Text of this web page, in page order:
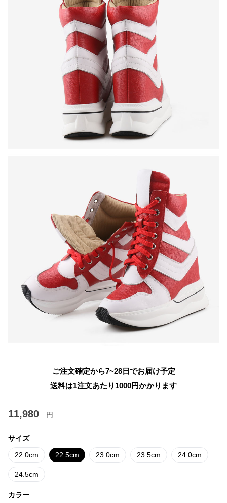
ご注文確定から7~28日でお届け予定
送料は1注文あたり 1000円かかります
11,980 円
サイズ
22.0cm 22.5cm 23.0cm 23.5cm 24.0cm
24.5cm
カラー